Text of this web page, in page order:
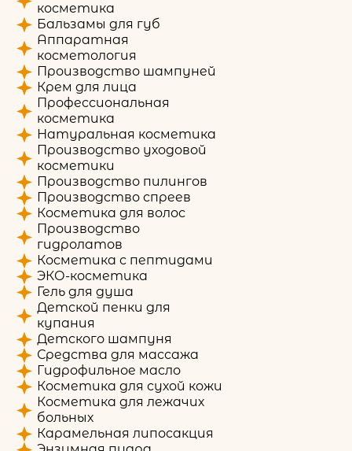
косметика
Бальзамы для губ
Аппаратная
косметология
Производство шампуней
Крем для лица
Профессиональная
косметика
Натуральная косметика
Производство уходовой
косметики
Производство пилингов
Производство спреев
Косметика для волос
Производство
гидролатов
Косметика с пептидами
ЭКО-косметика
Гель для душа
Детской пенки для
купания
Детского шампуня
Средства для массажа
Гидрофильное масло
Косметика для сухой кожи
Косметика для лежачих
больных
Карамельная липосакция